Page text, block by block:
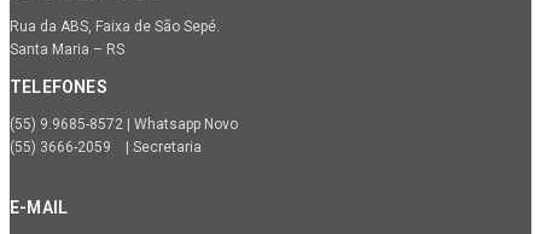
Rua da ABS, Faixa de São Sepé.
Santa Maria – RS
TELEFONES
(55) 9.9685-8572 | Whatsapp Novo
(55) 3666-2059 | Secretaria
E-MAIL